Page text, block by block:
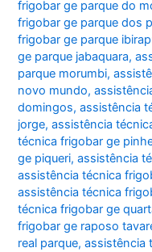
frigobar ge parque do
frigobar ge parque dos
frigobar ge parque
ge parque jabaquara,
parque morumbi,
novo mundo,
domingos,assistência
jorge,assistência
técnica frigobar ge
ge piqueri,assistência
assistência técnica
assistência técnica
técnica frigobar ge
frigobar ge raposo
real parque,assistência